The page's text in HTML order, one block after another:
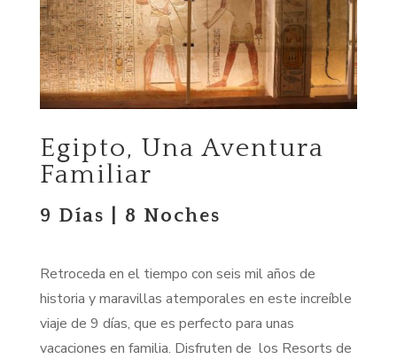
Egipto, Una Aventura
Familiar
9 Días | 8 Noches
Retroceda en el tiempo con seis mil años de
historia y maravillas atemporales en este increíble
viaje de 9 días, que es perfecto para unas
vacaciones en familia. Disfruten de los Resorts de